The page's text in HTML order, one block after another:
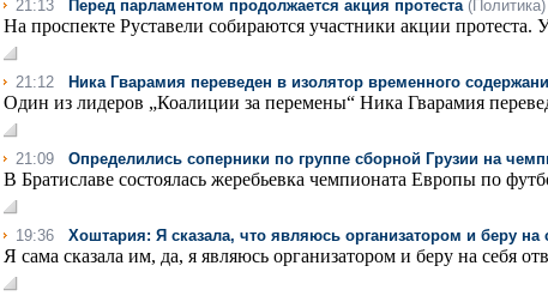
21:13 Перед парламентом продолжается акция протеста (Политика)
На проспекте Руставели собираются участники акции протеста.
21:12 Ника Гварамия переведен в изолятор временного
Один из лидеров „Коалиции за перемены“ Ника Гварамия
21:09 Определились соперники по группе сборной Грузии на
В Братиславе состоялась жеребьевка чемпионата Европы по
19:36 Хоштария: Я сказала, что являюсь организатором и беру на
Я сама сказала им, да, я являюсь организатором и беру на себя